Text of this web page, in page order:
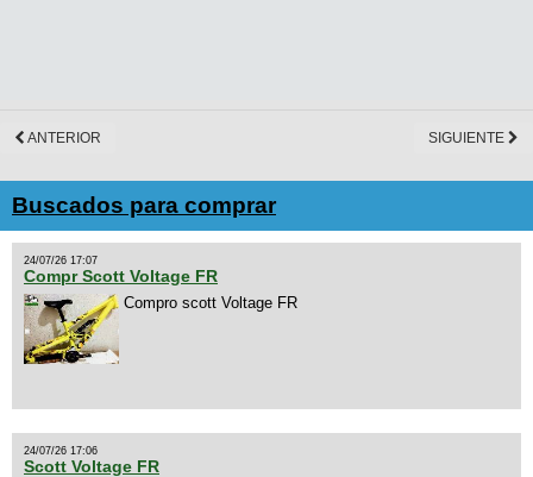
ANTERIOR SIGUIENTE
Buscados para comprar
24/07/26 17:07
Compr Scott Voltage FR
Compro scott Voltage FR
24/07/26 17:06
Scott Voltage FR